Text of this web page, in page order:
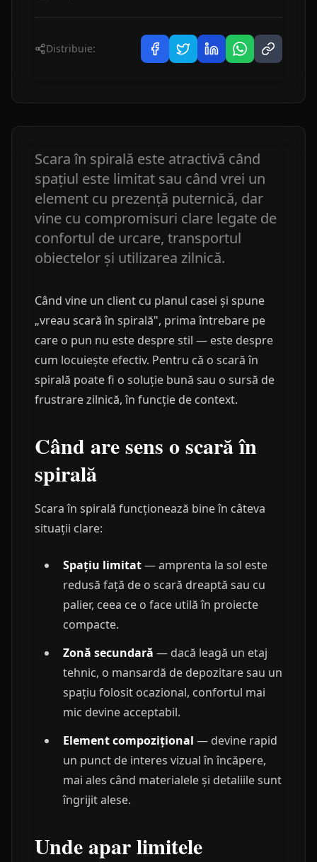
Distribuie:
Scara în spirală este atractivă când
spațiul este limitat sau când vrei un
element cu prezență puternică, dar
vine cu compromisuri clare legate de
confortul de urcare, transportul
obiectelor și utilizarea zilnică.
Când vine un client cu planul casei și spune
„vreau scară în spirală", prima întrebare pe
care o pun nu este despre stil — este despre
cum locuiește efectiv. Pentru că o scară în
spirală poate fi o soluție bună sau o sursă de
frustrare zilnică, în funcție de context.
Când are sens o scară în
spirală
Scara în spirală funcționează bine în câteva
situații clare:
Spațiu limitat— amprenta la sol este
redusă față de o scară dreaptă sau cu
palier, ceea ce o face utilă în proiecte
compacte.
Zonă secundară — dacă leagă un etaj
tehnic, o mansardă de depozitare sau un
spațiu folosit ocazional, confortul mai
mic devine acceptabil.
Element compozițional — devine rapid
un punct de interes vizual în încăpere,
mai ales când materialele și detaliile sunt
îngrijit alese.
Unde apar limitele